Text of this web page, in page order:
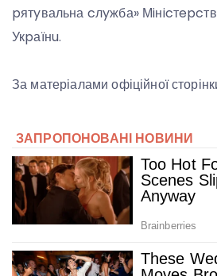
pятyвальна cлyжба»
Укpаїнu.
За матеріалами офіційної